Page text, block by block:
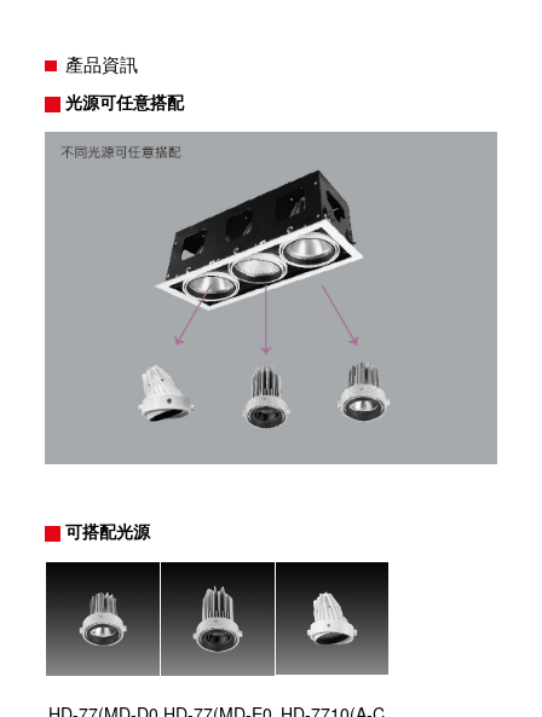
產品資訊
光源可任意搭配
可搭配光源